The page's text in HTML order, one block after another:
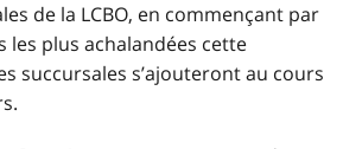
de la LCBO, en commençant par
les plus achalandées cette
succursales s’ajouteront au cours